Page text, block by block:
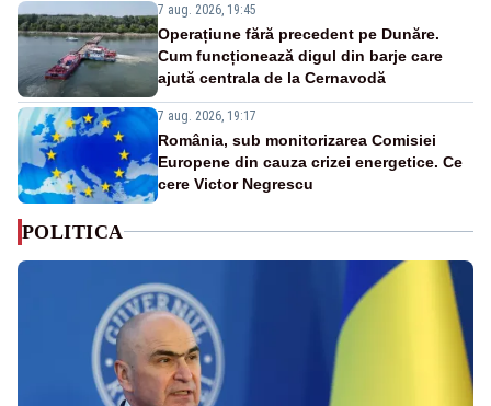
7 aug. 2026, 19:45
Operațiune fără precedent pe Dunăre.
Cum funcționează digul din barje care
ajută centrala de la Cernavodă
7 aug. 2026, 19:17
România, sub monitorizarea Comisiei
Europene din cauza crizei energetice. Ce
cere Victor Negrescu
POLITICA